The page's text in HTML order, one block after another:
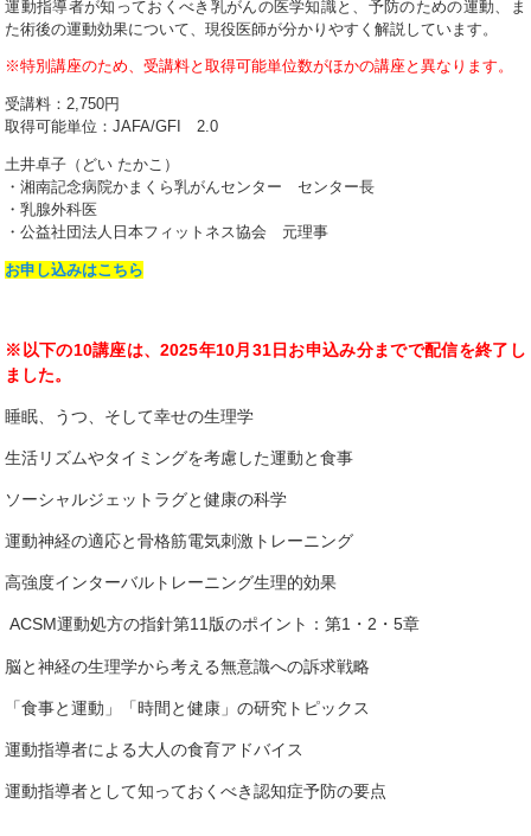
運動指導者が知っておくべき乳がんの医学知識と、予防のための運動、ま
た術後の運動効果について、現役医師が分かりやすく解説しています。
※特別講座のため、受講料と取得可能単位数がほかの講座と異なります。
受講料：2,750円
取得可能単位：JAFA/GFI 2.0
土井卓子（どい たかこ）
・湘南記念病院かまくら乳がんセンター センター長
・乳腺外科医
・公益社団法人日本フィットネス協会 元理事
お申し込みはこちら
※以下の10講座は、2025年10月31日お申込み分までで配信を終了し
ました。
睡眠、うつ、そして幸せの生理学
生活リズムやタイミングを考慮した運動と食事
ソーシャルジェットラグと健康の科学
運動神経の適応と骨格筋電気刺激トレーニング
高強度インターバルトレーニング生理的効果
ACSM運動処方の指針第11版のポイント：第1・2・5章
脳と神経の生理学から考える無意識への訴求戦略
「食事と運動」「時間と健康」の研究トピックス
運動指導者による大人の食育アドバイス
運動指導者として知っておくべき認知症予防の要点